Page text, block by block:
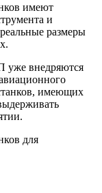
имеют
и
размеры
уже внедряются
имеющих